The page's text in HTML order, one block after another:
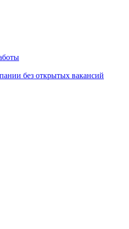
без открытых вакансий